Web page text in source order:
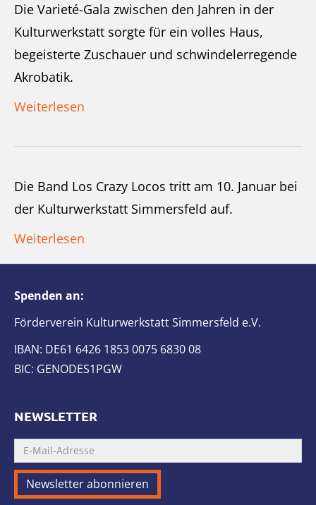
Die Varieté-Gala zwischen den Jahren in der
Kulturwerkstatt sorgte für ein volles Haus,
begeisterte Zuschauer und schwindelerregende
Akrobatik.
Weiterlesen
Die Band Los Crazy Locos tritt am 10. Januar bei
der Kulturwerkstatt Simmersfeld auf.
Weiterlesen
Spenden an:
Förderverein Kulturwerkstatt Simmersfeld e.V.
IBAN: DE61 6426 1853 0075 6830 08
BIC: GENODES1PGW
NEWSLETTER